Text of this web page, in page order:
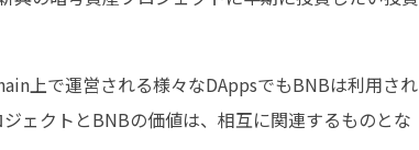
上で運営される様々なDAppsでもBNBは利用され
ェクトとBNBの価値は、相互に関連するものとな